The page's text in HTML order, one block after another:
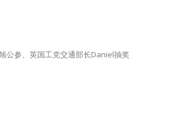
公参、英国工党交通部长Daniel抽奖